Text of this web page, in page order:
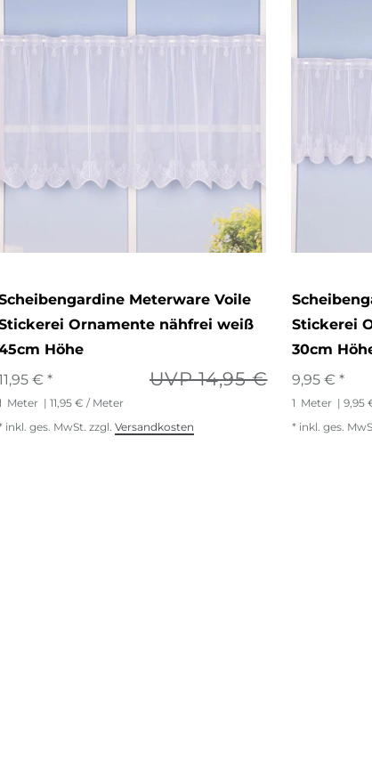
Meterware Voile
Ornamente nähfrei weiß
Höhe
UVP 14,95 €
€ *
Meter | 11,95 € / Meter
inkl. ges. MwSt. zzgl. Versandkosten
Stickerei
30cm
9,95 € *
1 Meter | 9,95
* inkl. ges.